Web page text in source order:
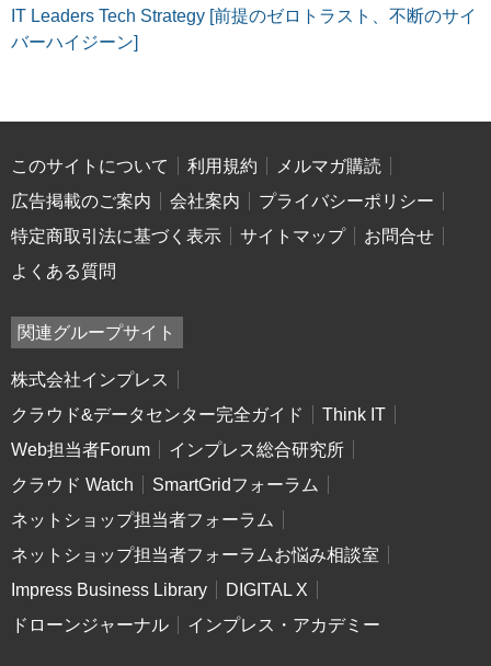
IT Leaders Tech Strategy [前提のゼロトラスト、不断のサイ
バーハイジーン]
このサイトについて 利用規約
メルマガ購読
広告掲載のご案内
会社案内
プライバシーポリシー
特定商取引法に基づく表示
サイトマップ
お問合せ
よくある質問
関連グループサイト
株式会社インプレス
クラウド&データセンター完全ガイド
Think IT
Web担当者Forum
インプレス総合研究所
クラウド Watch
SmartGridフォーラム
ネットショップ担当者フォーラム
ネットショップ担当者フォーラムお悩み相談室
Impress Business Library
DIGITAL X
ドローンジャーナル
インプレス・アカデミー